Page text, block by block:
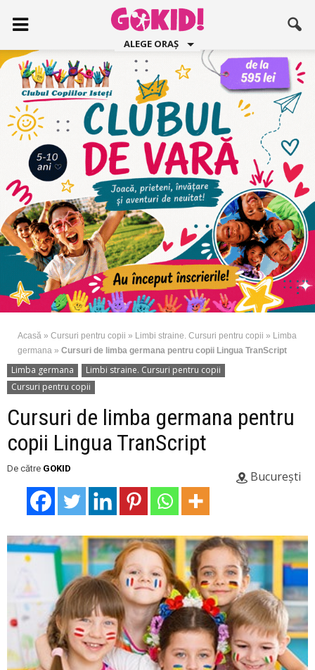
ALEGE ORAȘ
Acasă » Cursuri pentru copii » Limbi straine. Cursuri pentru copii » Limba
germana » Cursuri de limba germana pentru copii Lingua TranScript
Limba germana
Limbi straine. Cursuri pentru copii
Cursuri pentru copii
Cursuri de limba germana pentru
copii Lingua TranScript
București
De către GOKID